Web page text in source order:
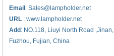
Email : Sales@lampholder.net
URL : www.lampholder.net
Add : NO.118, Liuyi North Road ,Jinan,
Fuzhou, Fujian, China